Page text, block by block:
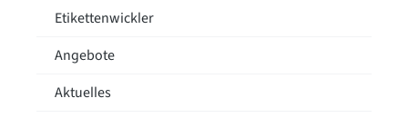
Etikettenwickler
Angebote
Aktuelles